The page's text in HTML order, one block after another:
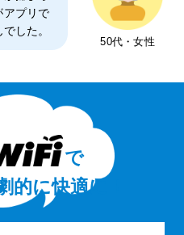
50代・女性
アプリで
した。
で
的に快適に！